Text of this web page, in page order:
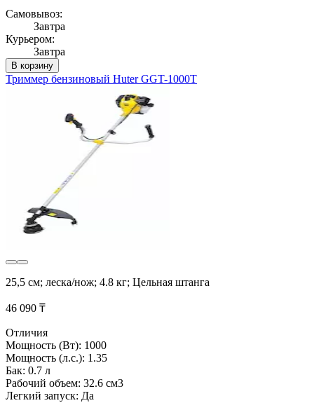
Самовывоз:
Завтра
Курьером:
Завтра
В корзину
Триммер бензиновый Huter GGT-1000T
25,5 см; леска/нож; 4.8 кг; Цельная штанга
46 090 ₸
Отличия
Мощность (Вт): 1000
Мощность (л.с.): 1.35
Бак: 0.7 л
Рабочий объем: 32.6 см3
Легкий запуск: Да